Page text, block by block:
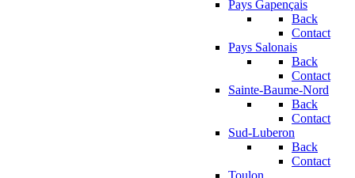
Pays Gapençais
Back
Contact
Pays Salonais
Back
Contact
Sainte-Baume-Nord
Back
Contact
Sud-Luberon
Back
Contact
Toulon